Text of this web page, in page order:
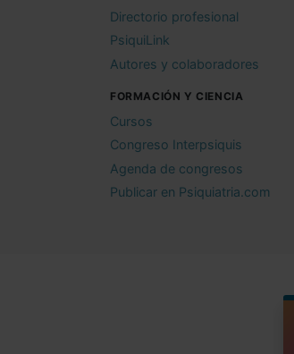
Directorio profesional
PsiquiLink
Autores y colaboradores
FORMACIÓN Y CIENCIA
Cursos
Congreso Interpsiquis
Agenda de congresos
Publicar en Psiquiatria.com